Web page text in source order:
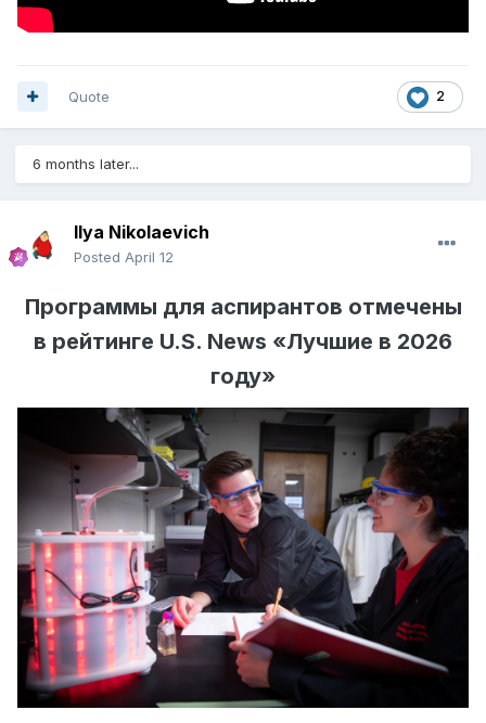
2
Quote
6 months later...
Ilya Nikolaevich
Posted April 12
Программы для аспирантов отмечены
в рейтинге U.S. News «Лучшие в 2026
году»